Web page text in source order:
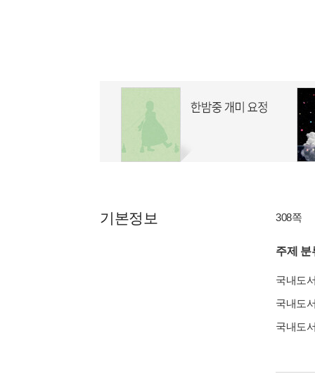
기본정보 308쪽
주제 분
국내도
국내도
국내도